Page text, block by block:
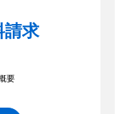
請求
要